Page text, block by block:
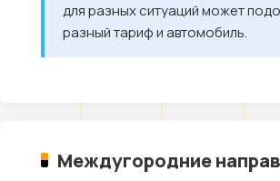
для разных ситуаций может
разный тариф и автомобиль.
Междугородние